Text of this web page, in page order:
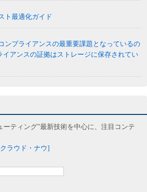
ト最適化ガイド
ンプライアンスの最重要課題となっているの
イアンスの証拠はストレージに保存されてい
ーティング”最新技術を中心に、注目コンテ
ラウド・ナウ]